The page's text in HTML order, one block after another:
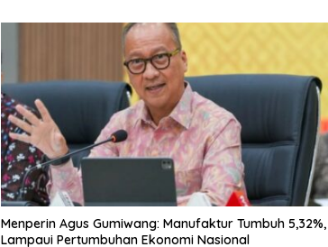
Menperin Agus Gumiwang: Manufaktur Tumbuh 5,32%,
Lampaui Pertumbuhan Ekonomi Nasional